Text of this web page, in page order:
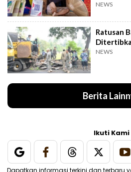
NEWS
Ratusan
NEWS
Berita
Ikuti Kami